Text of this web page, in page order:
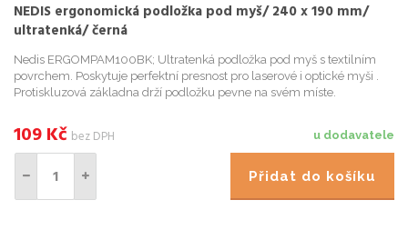
NEDIS ergonomická podložka pod myš/ 240 x 190 mm/
ultratenká/ černá
Nedis ERGOMPAM100BK; Ultratenká podložka pod myš s textilním
povrchem. Poskytuje perfektní presnost pro laserové i optické myši .
Protiskluzová základna drží podložku pevne na svém míste.
u dodavatele
109Kč bez DPH
Přidat do košíku